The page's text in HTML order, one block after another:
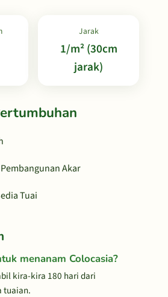
Jarak
1/m² (30cm
jarak)
Akar
Tuai
menanam Colocasia?
kira-kira 180 hari dari
tuaian.